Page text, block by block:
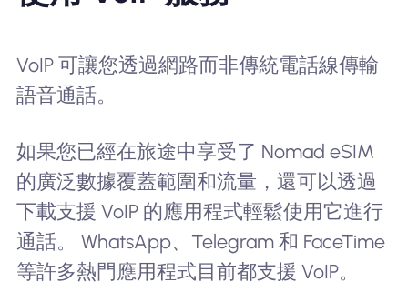
VoIP 可讓您透過網路而非傳統電話線傳輸
語音通話。
如果您已經在旅途中享受了 Nomad eSIM
的廣泛數據覆蓋範圍和流量，還可以透過
下載支援 VoIP 的應用程式輕鬆使用它進行
通話。 WhatsApp、Telegram 和 FaceTime
等許多熱門應用程式目前都支援 VoIP。